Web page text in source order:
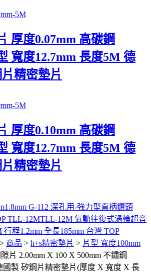
厚度0.07mm 高碳鋼
寬度12.7mm 長度5M 德
精密墊片
厚度0.10mm 高碳鋼
寬度12.7mm 長度5M 德
精密墊片
1.8mm G-112 深孔用-強力型直柄鑽頭
TLL-12M 氣動往復式渦輪超音
行程1.2mm 全長185mm 台灣 TOP
> 商品 > h+s精密墊片 > 片型 寬度100mm
片 2.00mm X 100 X 500mm 不鏽鋼
國製 矽鋼片精密墊片(厚度 X 寬度 X 長